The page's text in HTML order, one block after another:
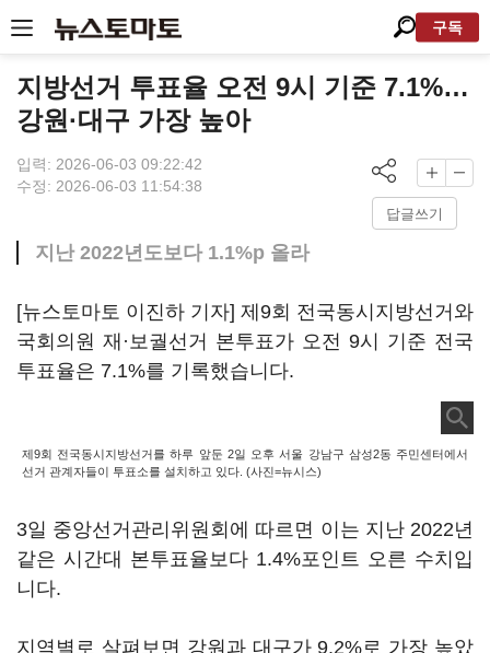
구독
지방선거 투표율 오전 9시 기준 7.1%…
강원·대구 가장 높아
입력: 2026-06-03 09:22:42
수정: 2026-06-03 11:54:38
답글쓰기
지난 2022년도보다 1.1%p 올라
[뉴스토마토 이진하 기자] 제9회 전국동시지방선거와
국회의원 재 ·보궐선거 본투표가 오전 9시 기준 전국
투표율은 7.1%를 기록했습니다.
제9회 전국동시지방선거를 하루 앞둔 2일 오후 서울 강남구 삼성2동 주민센터에서
선거 관계자들이 투표소를 설치하고 있다. (사진=뉴시스)
3일 중앙선거관리위원회에 따르면 이는 지난 2022년
같은 시간대 본투표율보다 1.4%포인트 오른 수치입
니다.
지역별로 살펴보면 강원과 대구가 9.2%로 가장 높았